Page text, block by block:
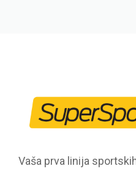
Vaša prva linija